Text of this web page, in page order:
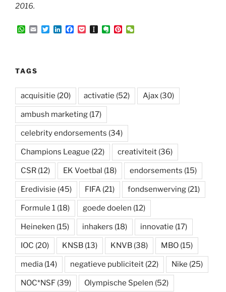
2016.
W
A
p
E
T
L
n
F
k
P
p
e
r
E
e
P
s
t
TAGS
acquisitie (20) activatie (52) Ajax (30)
ambush marketing (17)
celebrity endorsements (34)
Champions League (22) creativiteit (36)
CSR (12) EK Voetbal (18) endorsements (15)
Eredivisie (45) FIFA (21) fondsenwerving (21)
Formule 1 (18) goede doelen (12)
Heineken (15) inhakers (18) innovatie (17)
IOC (20) KNSB (13) KNVB (38) MBO (15)
media (14) negatieve publiciteit (22) Nike (25)
NOC*NSF (39) Olympische Spelen (52)